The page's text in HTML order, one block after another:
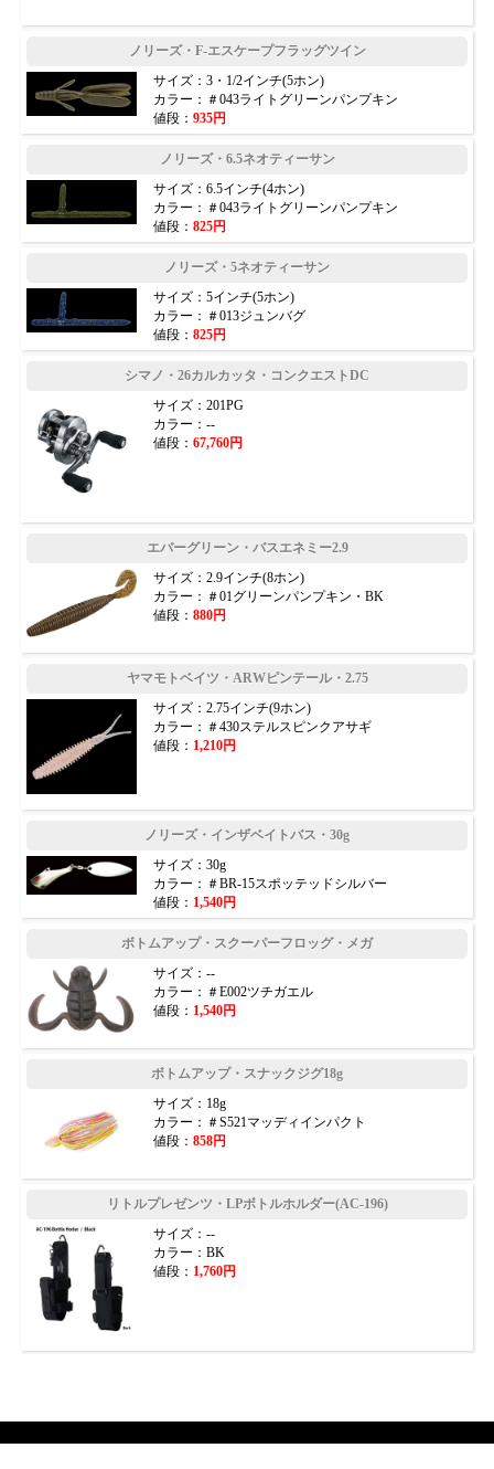
ノリーズ・F-エスケープフラッグツイン
サイズ：3・1/2インチ(5ホン)
カラー：＃043ライトグリーンパンプキン
値段： 935円
ノリーズ・6.5ネオティーサン
サイズ：6.5インチ(4ホン)
カラー：＃043ライトグリーンパンプキン
値段： 825円
ノリーズ・5ネオティーサン
サイズ：5インチ(5ホン)
カラー：＃013ジュンバグ
値段： 825円
シマノ・26カルカッタ・コンクエストDC
サイズ：201PG
カラー：--
値段： 67,760円
エバーグリーン・バスエネミー2.9
サイズ：2.9インチ(8ホン)
カラー：＃01グリーンパンプキン・BK
値段： 880円
ヤマモトベイツ・ARWピンテール・2.75
サイズ：2.75インチ(9ホン)
カラー：＃430ステルスピンクアサギ
値段： 1,210円
ノリーズ・インザベイトバス・30g
サイズ：30g
カラー：＃BR-15スポッテッドシルバー
値段： 1,540円
ボトムアップ・スクーパーフロッグ・メガ
サイズ：--
カラー：＃E002ツチガエル
値段： 1,540円
ボトムアップ・スナックジグ18g
サイズ：18g
カラー：＃S521マッディインパクト
値段： 858円
リトルプレゼンツ・LPボトルホルダー(AC-196)
サイズ：--
カラー：BK
値段： 1,760円